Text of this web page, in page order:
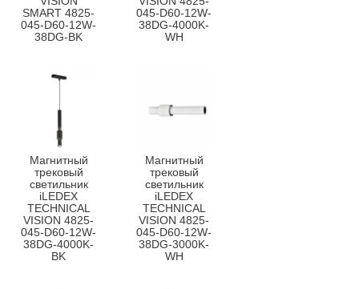
SMART 4825-
045-D60-12W-
38DG-BK
045-D60-12W-
38DG-4000K-
WH
Магнитный
трековый
светильник
iLEDEX
TECHNICAL
VISION 4825-
045-D60-12W-
38DG-4000K-
BK
Магнитный
трековый
светильник
iLEDEX
TECHNICAL
VISION 4825-
045-D60-12W-
38DG-3000K-
WH